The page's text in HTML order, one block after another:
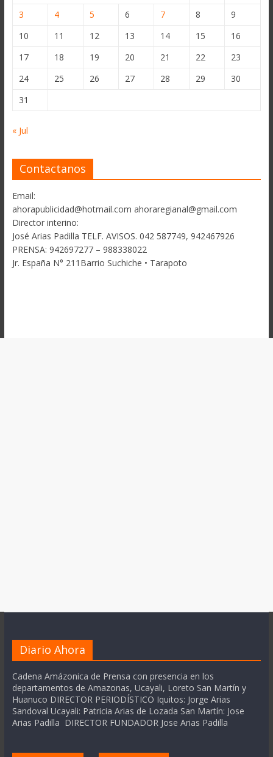
3
4 5 6 7 8
9
10
11 12 13 14 15
16
17
18 19 20 21 22
23
24
25 26 27 28 29
30
31
« Jul
Contactanos
Email:
ahorapublicidad@hotmail.com ahoraregianal@gmail.com
Director interino:
José Arias Padilla TELF. AVISOS. 042 587749, 942467926
PRENSA: 942697277 – 988338022
Jr. España N° 211Barrio Suchiche • Tarapoto
Diario Ahora
Cadena Amázonica de Prensa con presencia en los
departamentos de Amazonas, Ucayali, Loreto San Martín y
Huanuco DIRECTOR PERIODÍSTICO Iquitos: Jorge Arias
Sandoval Ucayali: Patricia Arias de Lozada San Martín: Jose
Arias Padilla DIRECTOR FUNDADOR Jose Arias Padilla